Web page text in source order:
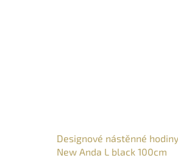
Designové nástěnné
New Anda L black 100cm